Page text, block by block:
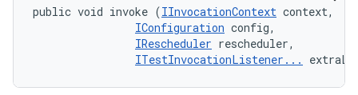
public void invoke (IInvocationContext context,
IConfiguration config,
IRescheduler rescheduler,
ITestInvocationListener...